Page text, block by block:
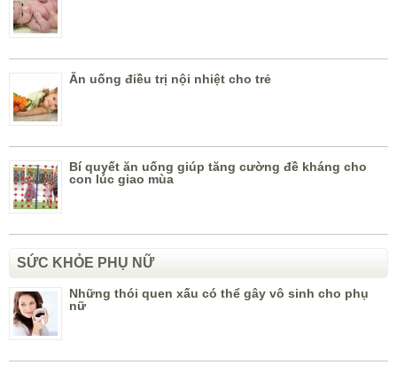
Ăn uống điều trị nội nhiệt cho trẻ
Bí quyết ăn uống giúp tăng cường đề kháng cho
con lúc giao mùa
SỨC KHỎE PHỤ NỮ
Những thói quen xấu có thể gây vô sinh cho phụ
nữ